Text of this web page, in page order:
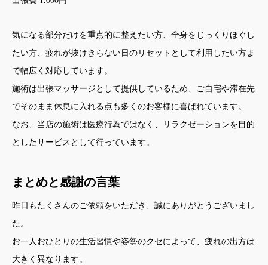
気になる部分だけを重点的に整えたい方、全身をじっくりほぐし
たい方、疲れが抜けきらない日のリセットとして利用したい方ま
で幅広く対応しています。
施術は出張マッサージとして提供しているため、ご自宅や滞在先
でそのまま休息に入れる点も多くのお客様に喜ばれています。
なお、当店の施術は医療行為ではなく、リラクゼーションを目的
としたサービスとして行っています。
まとめと感謝の言葉
昨日もたくさんのご依頼をいただき、誠にありがとうございまし
た。
お一人おひとりの生活習慣や姿勢のクセによって、疲れの出方は
大きく異なります。